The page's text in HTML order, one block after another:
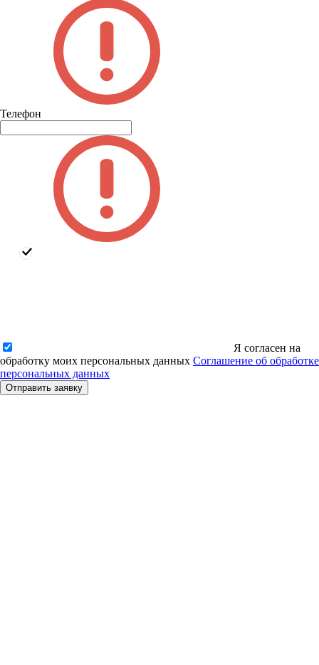
Телефон
Я согласен на
обработку моих персональных данных Соглашение об обработке
персональных данных